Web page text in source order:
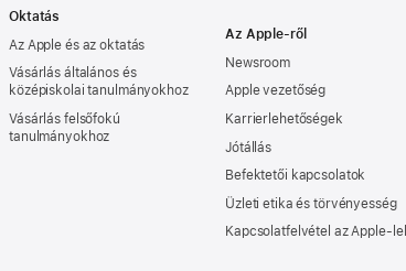
Oktatás
Az Apple és az oktatás
Vásárlás általános és
középiskolai tanulmányokhoz
Vásárlás felsőfokú
tanulmányokhoz
Az Apple-ről
Newsroom
Apple vezetőség
Karrierlehetőségek
Jótállás
Befektetői kapcsolatok
Üzleti etika és törvényesség
Kapcsolatfelvétel az Apple-lel